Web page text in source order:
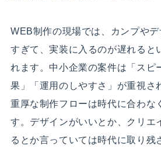
WEB制作の現場では、カンプや
すぎて、実装に入るのが遅れると
れます。中小企業の案件は「スピ
果」「運用のしやすさ」が重視さ
重厚な制作フローは時代に合わな
す。デザインがいいとか、クリエ
るとか言っていては時代に取り残